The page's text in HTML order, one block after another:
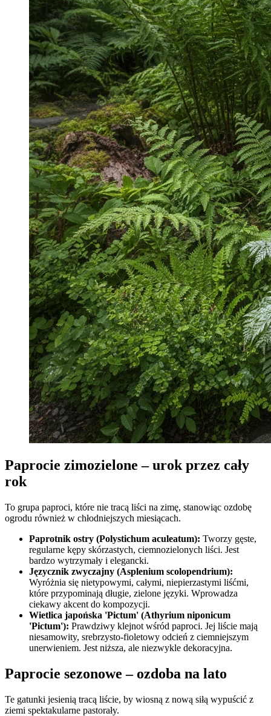
Paprocie zimozielone – urok przez cały
rok
To grupa paproci, które nie tracą liści na zimę, stanowiąc ozdobę
ogrodu również w chłodniejszych miesiącach.
Paprotnik ostry (Polystichum aculeatum): Tworzy gęste,
regularne kępy skórzastych, ciemnozielonych liści. Jest
bardzo wytrzymały i elegancki.
Języcznik zwyczajny (Asplenium scolopendrium):
Wyróżnia się nietypowymi, całymi, niepierzastymi liśćmi,
które przypominają długie, zielone języki. Wprowadza
ciekawy akcent do kompozycji.
Wietlica japońska 'Pictum' (Athyrium niponicum
'Pictum'): Prawdziwy klejnot wśród paproci. Jej liście mają
niesamowity, srebrzysto-fioletowy odcień z ciemniejszym
unerwieniem. Jest niższa, ale niezwykle dekoracyjna.
Paprocie sezonowe – ozdoba na lato
Te gatunki jesienią tracą liście, by wiosną z nową siłą wypuścić z
ziemi spektakularne pastorały.